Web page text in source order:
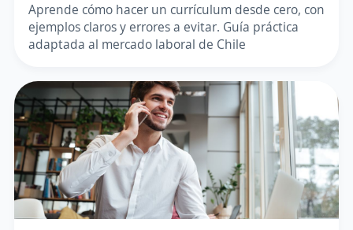
Aprende cómo hacer un currículum desde cero, con
ejemplos claros y errores a evitar. Guía práctica
adaptada al mercado laboral de Chile